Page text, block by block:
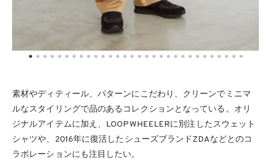
素材やディティール、パターンにこだわり、クリーンでミニマ
ルなスタイリングで品のあるコレクションとなっている。オリ
ジナルアイテムに加え、LOOPWHEELERに別注したスウェット
シャツや、2016年に復活したシューズブランドZDAなどとのコ
ラボレーションにも注目したい。